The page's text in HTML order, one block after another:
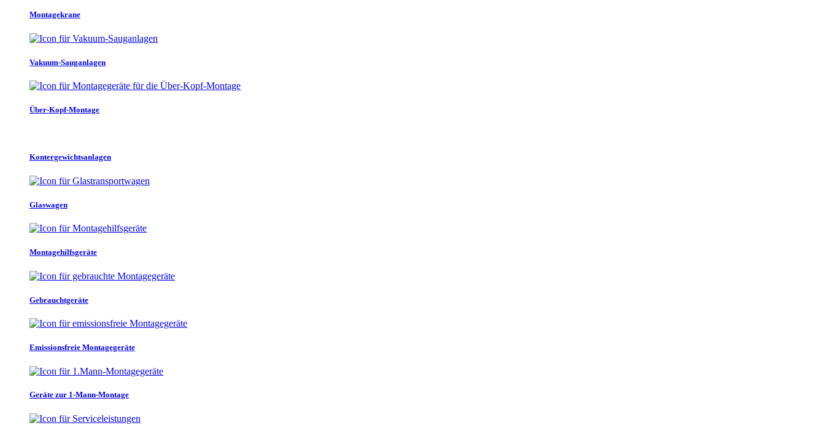
Montagekrane
Vakuum-Sauganlagen
Über-Kopf-Montage
Kontergewichtsanlagen
Glaswagen
Montagehilfsgeräte
Gebrauchtgeräte
Emissionsfreie Montagegeräte
Geräte zur 1-Mann-Montage